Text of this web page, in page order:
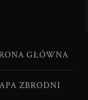
GŁÓWNA
ZBRODNI